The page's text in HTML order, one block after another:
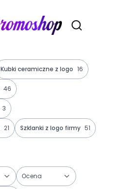
Otwórz
Kubki ceramiczne z logo 16
46
3
21 Szklanki z logo firmy 51
Ocena